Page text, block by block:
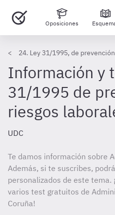
Oposiciones
24. Ley 31/1995, de
Información y
31/1995 de
riesgos
UDC
Te damos información sobre
Además, si te suscribes,
personalizados de este tema.
varios test gratuitos de
Coruña!